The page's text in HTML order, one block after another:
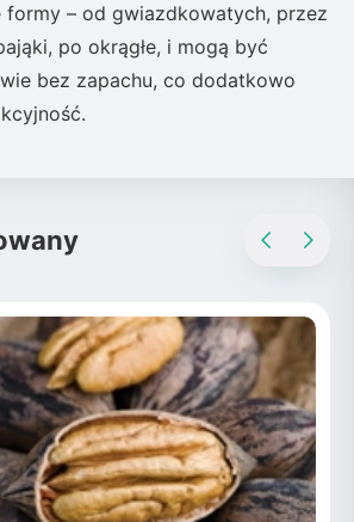
formy – od gwiazdkowatych, przez
po okrągłe, i mogą być
bez zapachu, co dodatkowo